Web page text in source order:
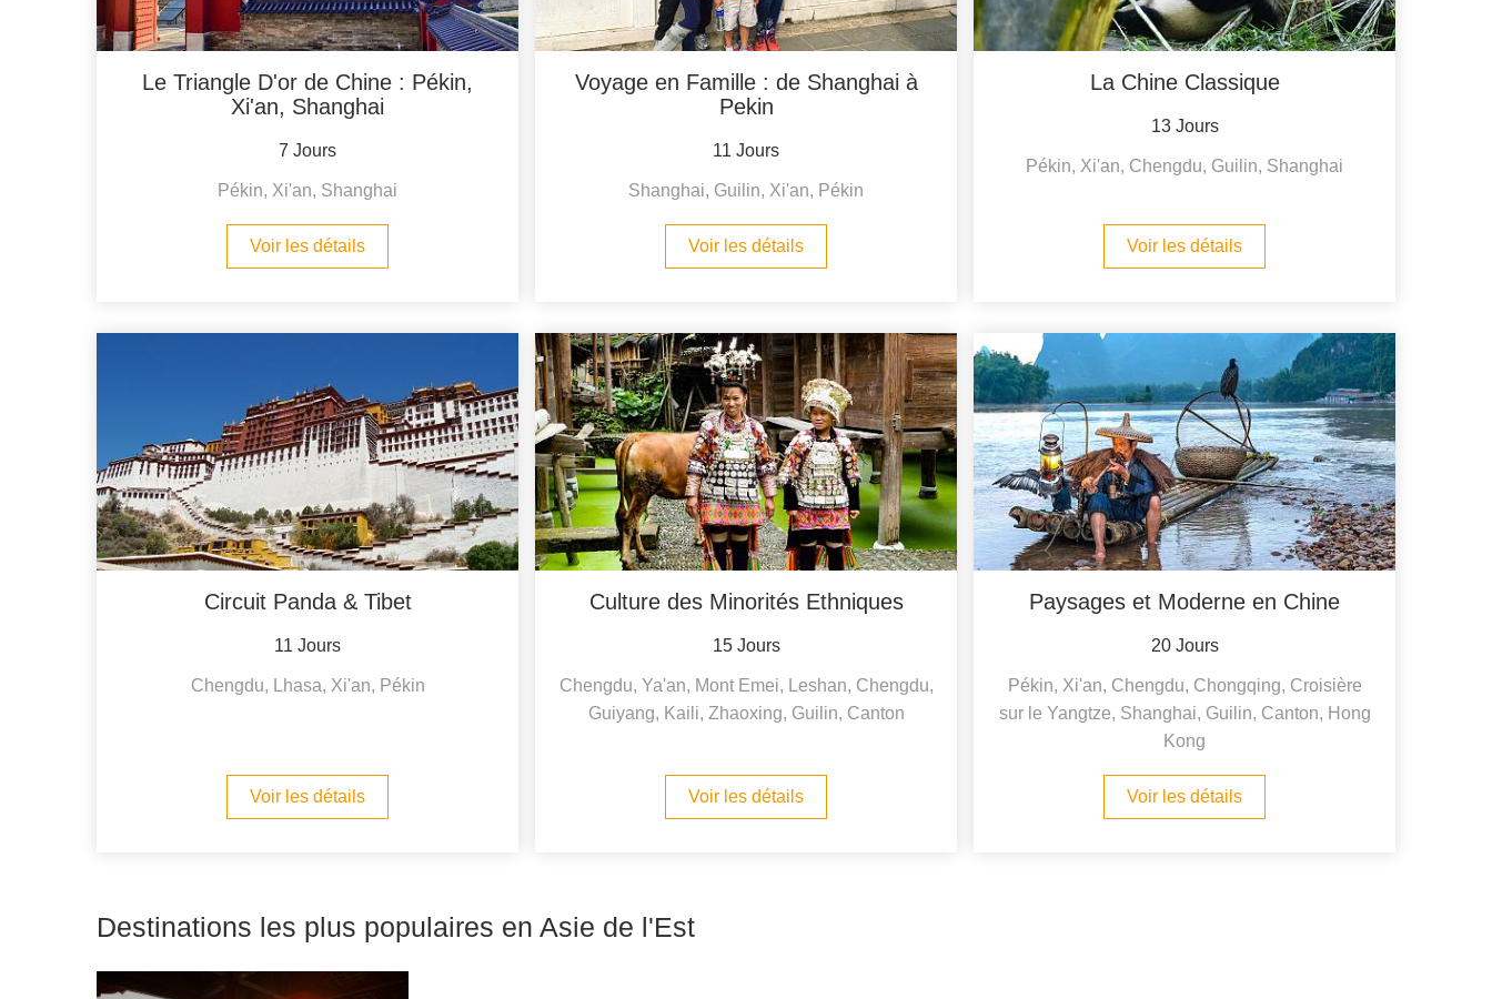
Le Triangle D'or de Chine : Pékin,
Xi'an, Shanghai
7 Jours
Pékin, Xi'an, Shanghai
Voir les détails
Voyage en Famille : de Shanghai à
Pekin
11 Jours
Shanghai, Guilin, Xi'an, Pékin
Voir les détails
La Chine Classique
13 Jours
Pékin, Xi'an, Chengdu, Guilin, Shanghai
Voir les détails
Circuit Panda & Tibet
11 Jours
Chengdu, Lhasa, Xi'an, Pékin
Voir les détails
Culture des Minorités Ethniques
15 Jours
Chengdu, Ya'an, Mont Emei, Leshan, Chengdu,
Guiyang, Kaili, Zhaoxing, Guilin, Canton
Voir les détails
Paysages et Moderne en Chine
20 Jours
Pékin, Xi'an, Chengdu, Chongqing, Croisière
sur le Yangtze, Shanghai, Guilin, Canton, Hong
Kong
Voir les détails
Destinations les plus populaires en Asie de l'Est